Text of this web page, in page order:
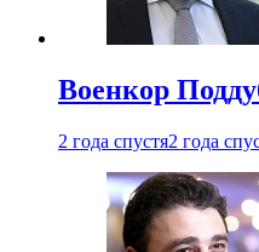
Военкор
2 года спустя2 года